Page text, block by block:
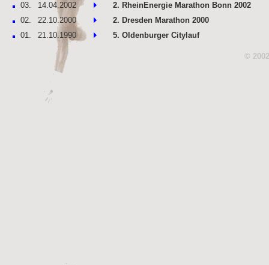
03.
14.04.2002
2. RheinEnergie Marathon Bonn 2002
02.
22.10.2000
2. Dresden Marathon 2000
01.
21.10.1990 5. Oldenburger Citylauf
©